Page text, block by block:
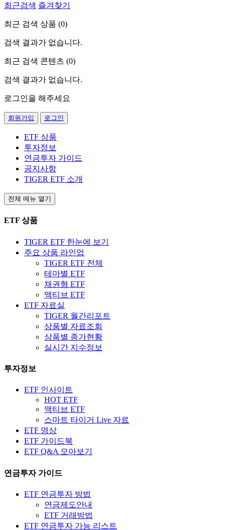
최근검색 즐겨찾기
최근 검색 상품 (0)
검색 결과가 없습니다.
최근 검색 콘텐츠 (0)
검색 결과가 없습니다.
로그인을 해주세요
회원가입 로그인
ETF 상품
투자정보
연금투자 가이드
공지사항
TIGER ETF 소개
전체 메뉴 열기
ETF 상품
TIGER ETF 한눈에 보기
주요 상품 라인업
TIGER ETF 전체
테마별 ETF
채권형 ETF
액티브 ETF
ETF 자료실
TIGER 월간리포트
상품별 자료조회
상품별 종가현황
실시간 지수정보
투자정보
ETF 인사이트
HOT ETF
액티브 ETF
스마트 타이거 Live 자료
ETF 영상
ETF 가이드북
ETF Q&A 모아보기
연금투자 가이드
ETF 연금투자 방법
연금제도안내
ETF 거래방법
ETF 연금투자 가능 리스트